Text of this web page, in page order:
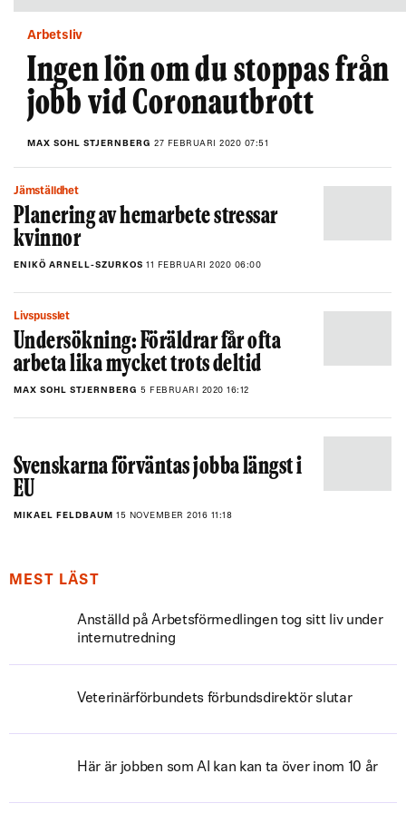
Arbetsliv
Ingen lön om du stoppas från
jobb vid Coronautbrott
MAX SOHL STJERNBERG 27 FEBRUARI 2020 07:51
Jämställdhet
Planering av hemarbete stressar
kvinnor
ENIKÖ ARNELL-SZURKOS 11 FEBRUARI 2020 06:00
Livspusslet
Undersökning: Föräldrar får ofta
arbeta lika mycket trots deltid
MAX SOHL STJERNBERG 5 FEBRUARI 2020 16:12
Svenskarna förväntas jobba längst i
EU
MIKAEL FELDBAUM 15 NOVEMBER 2016 11:18
MEST LÄST
Anställd på Arbetsförmedlingen tog sitt liv under
internutredning
Veterinärförbundets förbundsdirektör slutar
Här är jobben som AI kan kan ta över inom 10 år